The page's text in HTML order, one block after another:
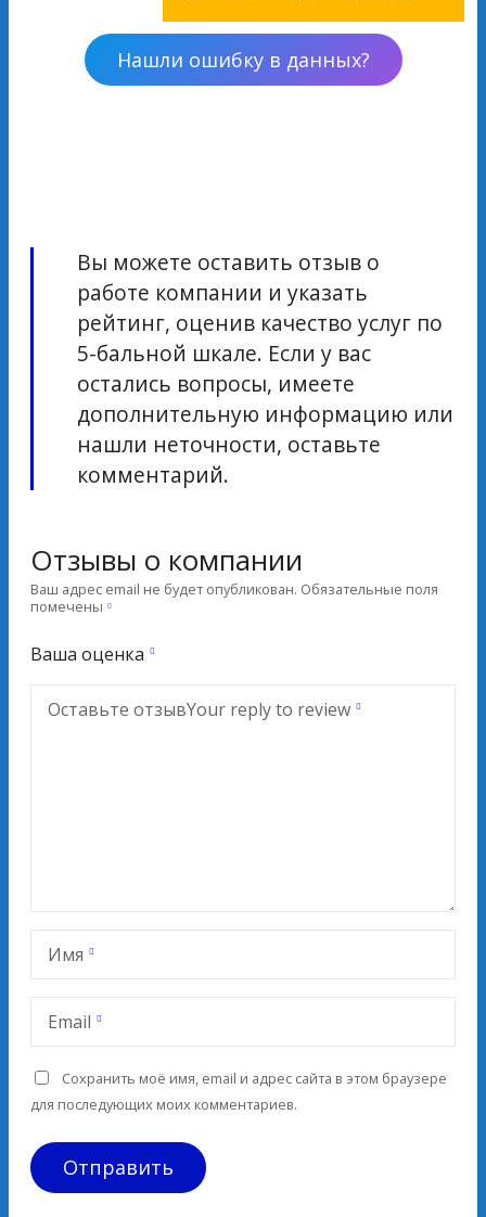
Нашли ошибку в данных?
Вы можете оставить отзыв о
работе компании и указать
рейтинг, оценив качество услуг по
5-бальной шкале. Если у вас
остались вопросы, имеете
дополнительную информацию или
нашли неточности, оставьте
комментарий.
Отзывы о компании
Ваш адрес email не будет опубликован. Обязательные поля
помечены
Ваша оценка
Оставьте отзывYour reply to review
Имя
Email
Сохранить моё имя, email и адрес сайта в этом браузере
для последующих моих комментариев.